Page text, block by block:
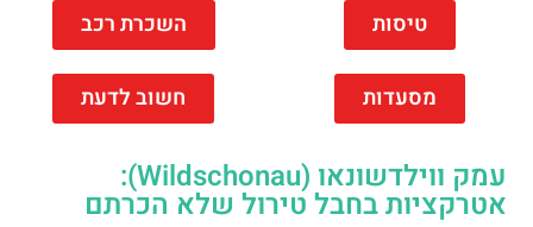
טיסות השכרת רכב
מסעדות חשוב לדעת
עמק ווילדשונאו (Wildschonau):
אטרקציות בחבל טירול שלא הכרתם